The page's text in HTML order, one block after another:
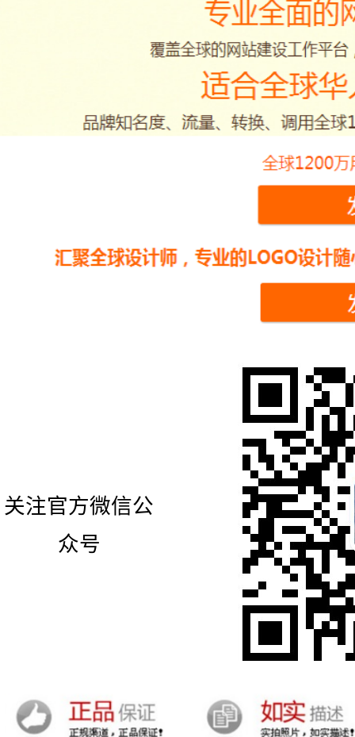
关注官方微信公
众号